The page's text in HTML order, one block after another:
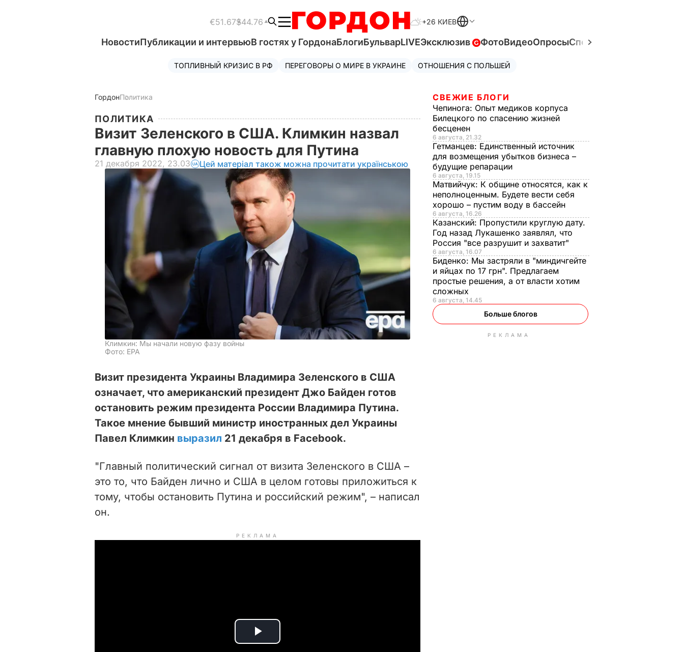
€51.67$44.76 +26 КИЕВ
НовостиПубликации и интервьюВ гостях у ГордонаБлогиБульварLIVEЭксклюзив ФотоВидеоОпросыСпецпроекты
ТОПЛИВНЫЙ КРИЗИС В РФ ПЕРЕГОВОРЫ О МИРЕ В УКРАИНЕ ОТНОШЕНИЯ С ПОЛЬШЕЙ
ГордонПолитика
ПОЛИТИКА
Визит Зеленского в США. Климкин назвал
главную плохую новость для Путина
21 декабря 2022, 23.03 Цей матеріал також можна прочитати українською
Климкин: Мы начали новую фазу войны
Фото: ЕРА
Визит президента Украины Владимира Зеленского в США
означает, что американский президент Джо Байден готов
остановить режим президента России Владимира Путина.
Такое мнение бывший министр иностранных дел Украины
Павел Климкин выразил 21 декабря в Fаcebook.
"Главный политический сигнал от визита Зеленского в США –
это то, что Байден лично и США в целом готовы приложиться к
тому, чтобы остановить Путина и российский режим", – написал
он.
РЕКЛАМА
P
СВЕЖИЕ БЛОГИ
Чепинога: Опыт медиков корпуса
Билецкого по спасению жизней
бесценен
6 августа, 21.32
Гетманцев: Единственный источник
для возмещения убытков бизнеса –
будущие репарации
6 августа, 19.15
Матвийчук: К общине относятся, как к
неполноценным. Будете вести себя
хорошо – пустим воду в бассейн
6 августа, 16.26
Казанский: Пропустили круглую дату.
Год назад Лукашенко заявлял, что
Россия "все разрушит и захватит"
6 августа, 16.07
Биденко: Мы застряли в "миндичгейте
и яйцах по 17 грн". Предлагаем
простые решения, а от власти хотим
сложных
6 августа, 14.45
Больше блогов
РЕКЛАМА